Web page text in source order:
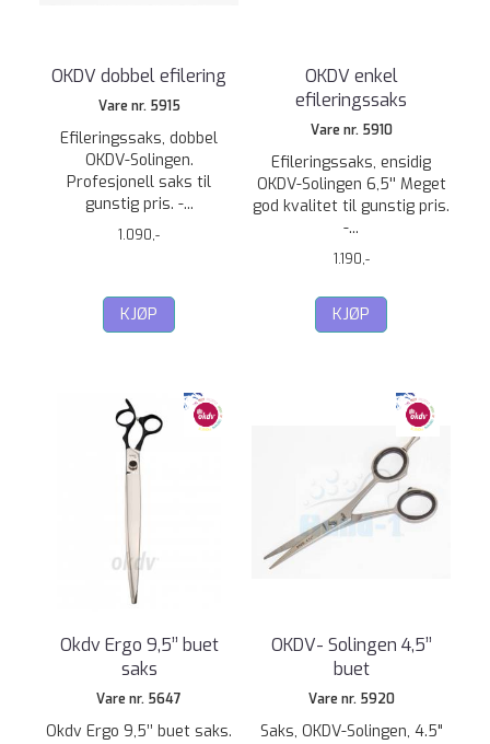
OKDV dobbel efilering
Vare nr. 5915
Efileringssaks, dobbel
OKDV-Solingen.
Profesjonell saks til
gunstig pris. -...
1.090,-
KJØP
OKDV enkel
efileringssaks
Vare nr. 5910
Efileringssaks, ensidig
OKDV-Solingen 6,5'' Meget
god kvalitet til gunstig pris.
-...
1.190,-
KJØP
Okdv Ergo 9,5’’ buet
saks
Vare nr. 5647
Okdv Ergo 9,5’’ buet saks.
OKDV- Solingen 4,5’’
buet
Vare nr. 5920
Saks, OKDV-Solingen, 4.5"